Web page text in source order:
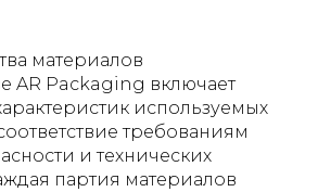
материалов
AR Packaging включает
используемых
требованиям
и технических
партия материалов